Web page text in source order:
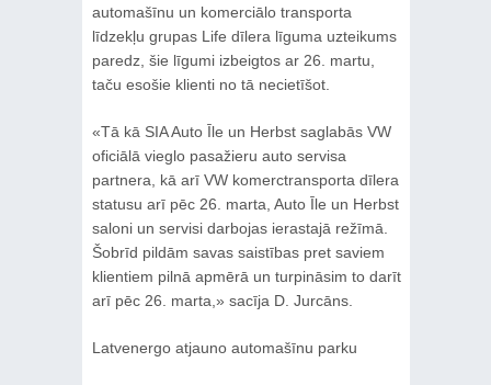
automašīnu un komerciālo transporta
līdzekļu grupas Life dīlera līguma uzteikums
paredz, šie līgumi izbeigtos ar 26. martu,
taču esošie klienti no tā necietīšot.
«Tā kā SIA Auto Īle un Herbst saglabās VW
oficiālā vieglo pasažieru auto servisa
partnera, kā arī VW komerctransporta dīlera
statusu arī pēc 26. marta, Auto Īle un Herbst
saloni un servisi darbojas ierastajā režīmā.
Šobrīd pildām savas saistības pret saviem
klientiem pilnā apmērā un turpināsim to darīt
arī pēc 26. marta,» sacīja D. Jurcāns.
Latvenergo atjauno automašīnu parku